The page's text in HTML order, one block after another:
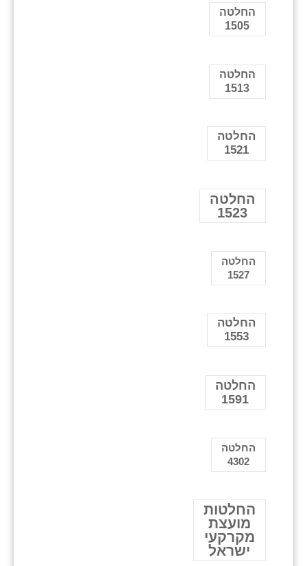
החלטה
1505
החלטה
1513
החלטה
1521
החלטה
1523
החלטה
1527
החלטה
1553
החלטה
1591
החלטה
4302
החלטות
מועצת
מקרקעי
ישראל